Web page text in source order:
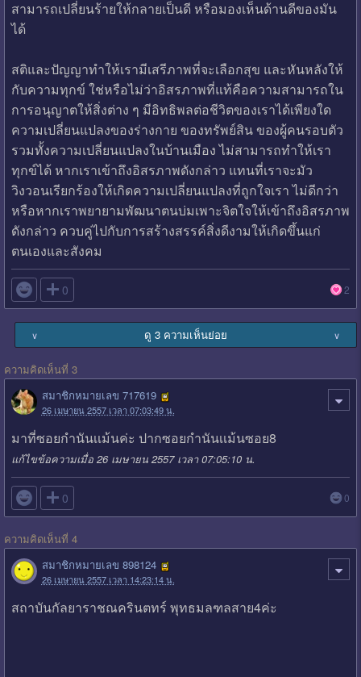
สามารถเปลี่ยนร้ายให้กลายเป็นดี หรือมองเห็นด้านดีของมัน
ได้
สติและปัญญาทำให้เรามีเสรีภาพที่จะเลือกสุข และหันหลังให้
กับความทุกข์ ใช่หรือไม่ว่าอิสรภาพที่แท้คือความสามารถใน
การอนุญาตให้สิ่งต่าง ๆ มีอิทธิพลต่อชีวิตของเราได้เพียงใด
ความเปลี่ยนแปลงของร่างกาย ของทรัพย์สิน ของผู้คนรอบตัว
รวมทั้งความเปลี่ยนแปลงในบ้านเมือง ไม่สามารถทำให้เรา
ทุกข์ได้ หากเราเข้าถึงอิสรภาพดังกล่าว แทนที่เราจะมัว
วิงวอนเรียกร้องให้เกิดความเปลี่ยนแปลงที่ถูกใจเรา ไม่ดีกว่า
หรือหากเราพยายามพัฒนาตนบ่มเพาะจิตใจให้เข้าถึงอิสรภาพ
ดังกล่าว ควบคู่ไปกับการสร้างสรรค์สิ่งดีงามให้เกิดขึ้นแก่
ตนเองและสังคม
 0 2
∨ ดู 3 ความเห็นย่อย ∨
ความคิดเห็นที่ 3
สมาชิกหมายเลข 717619
26 เมษายน 2557 เวลา 07:03:49 น.
มาที่ซอยกำนันเเม้นค่ะ ปากซอยกำนันเเม้นซอย8
แก้ไขข้อความเมื่อ 26 เมษายน 2557 เวลา 07:05:10 น.
 0 0
ความคิดเห็นที่ 4
สมาชิกหมายเลข 898124
26 เมษายน 2557 เวลา 14:23:14 น.
สถาบันกัลยาราชณครินตทร์ พุทธมลฑลสาย4ค่ะ